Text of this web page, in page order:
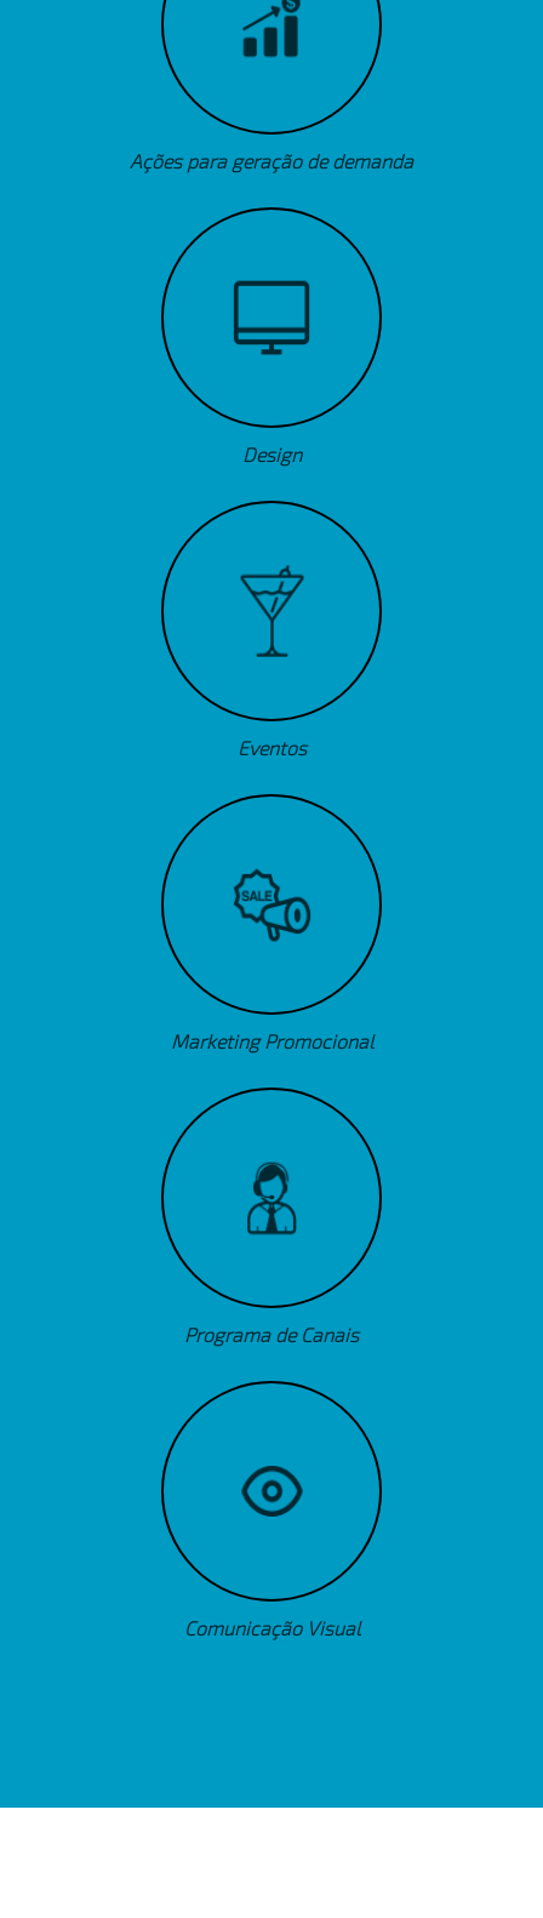
Ações para geração de demanda
Design
Eventos
Marketing Promocional
Programa de Canais
Comunicação Visual